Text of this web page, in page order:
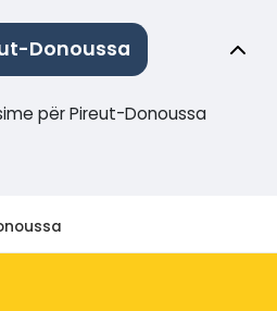
Donoussa
për Pireut-Donoussa